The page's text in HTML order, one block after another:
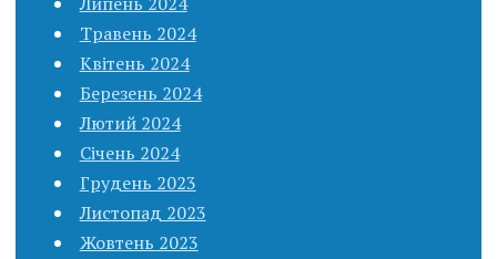
Травень 2024
Квітень 2024
Березень 2024
Лютий 2024
Січень 2024
Грудень 2023
Листопад 2023
Жовтень 2023